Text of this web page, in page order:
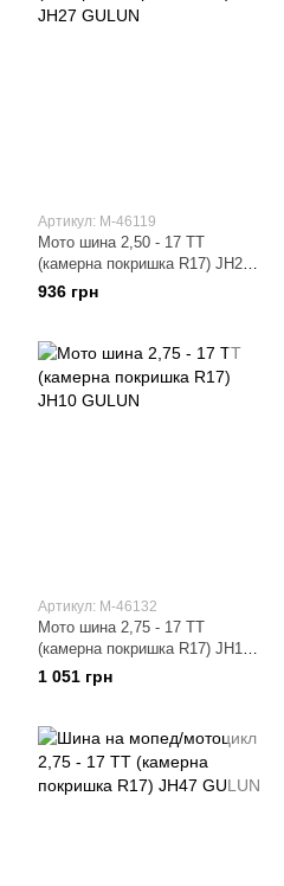
Артикул: M-46119
Мото шина 2,50 - 17 TT
(камерна покришка R17) JH27
GULUN
936 грн
Артикул: M-46132
Мото шина 2,75 - 17 TT
(камерна покришка R17) JH10
GULUN
1 051 грн